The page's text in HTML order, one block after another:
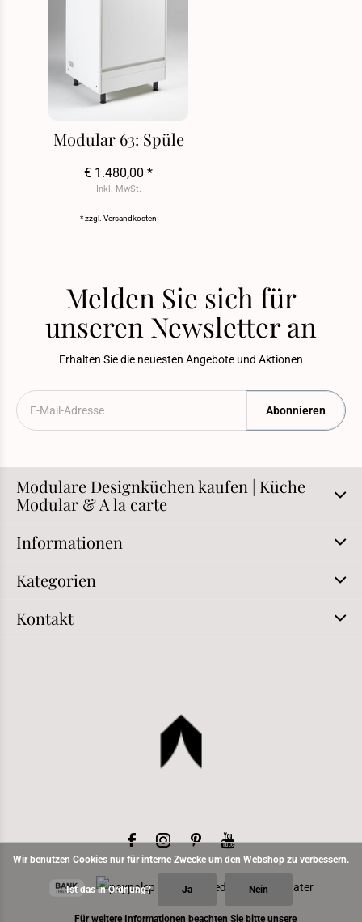
Modular 63: Spüle
€ 1.480,00 *
Inkl. MwSt.
* zzgl.Versandkosten
Melden Sie sich für
unseren Newsletter an
Erhalten Sie die neuesten Angebote und Aktionen
Abonnieren
Modulare Designküchen kaufen | Küche
Modular & A la carte
Informationen
Kategorien
Kontakt
Wir benutzen Cookies nur für interne Zwecke um den Webshop zu verbessern.
Ist das in Ordnung? Ja Nein
Für weitere Informationen beachten Sie bitte unsere